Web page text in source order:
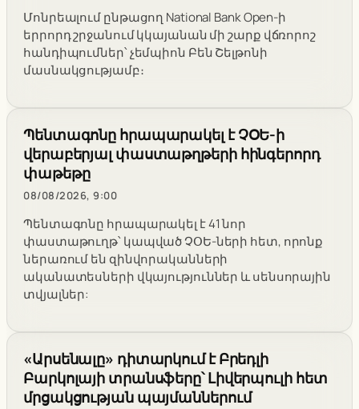
Մոնրեալում ընթացող National Bank Open-ի
երրորդ շրջանում կկայանան մի շարք վճռորոշ
հանդիպումներ՝ չեմպիոն Բեն Շելթոնի
մասնակցությամբ։
Պենտագոնը հրապարակել է ՉՕԵ-ի
վերաբերյալ փաստաթղթերի հինգերորդ
փաթեթը
08/08/2026, 9:00
Պենտագոնը հրապարակել է 41 նոր
փաստաթուղթ՝ կապված ՉՕԵ-ների հետ, որոնք
ներառում են զինվորականների
ականատեսների վկայություններ և սենսորային
տվյալներ:
«Արսենալը» դիտարկում է Բրեդլի
Բարկոլայի տրանսֆերը՝ Լիվերպուլի հետ
մրցակցության պայմաններում